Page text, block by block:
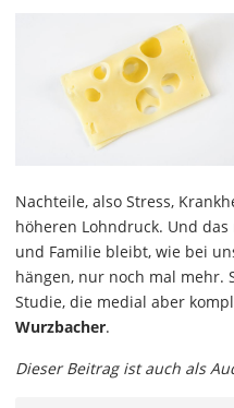
Nachteile, also Stress,
höheren Lohndruck. Und
und Familie bleibt, wie bei
hängen, nur noch mal mehr.
Studie, die medial aber
Wurzbacher.
Dieser Beitrag ist auch als